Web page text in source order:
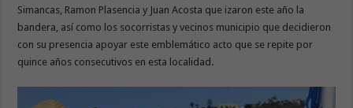
Simancas, Ramon Plasencia y Juan Acosta que izaron este año la
bandera, así como los socorristas y vecinos municipio que decidieron
con su presencia apoyar este emblemático acto que se repite por
quince años consecutivos en esta localidad.